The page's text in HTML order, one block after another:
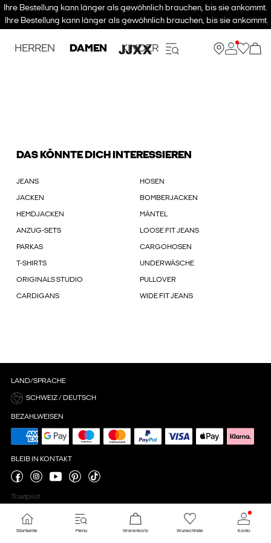
Ihre Bestellung kann länger als gewöhnlich brauchen, bis sie ankommt.
Ihre Bestellung kann länger als gewöhnlich brauchen, bis sie ankommt.
HERREN DAMEN KINDER
DAS KÖNNTE DICH INTERESSIEREN
JEANS HOSEN
JACKEN BOMBERJACKEN
HEMDJACKEN MÄNTEL
ANZUG-SETS LOOSE FIT JEANS
PARKAS CARGOHOSEN
T-SHIRTS UNDERWÄSCHE
ORIGINALS STUDIO PULLOVER
CARDIGANS WIDE FIT JEANS
LAND/SPRACHE
SCHWEIZ / DEUTSCH
BEZAHLWEISEN
BLEIB IN KONTAKT
Trustpilot
Cookie-Einstellungen
Startseite Menu Warenkorb Wunschliste Konto